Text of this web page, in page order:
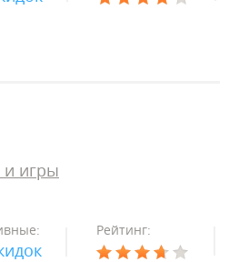
и игры
Рейтинг: